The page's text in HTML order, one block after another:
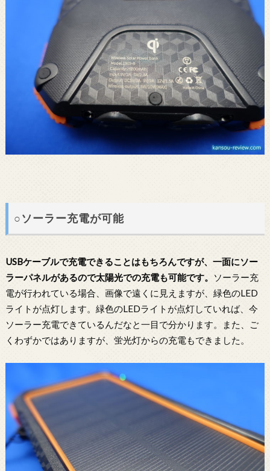
○ソーラー充電が可能
USBケーブルで充電できることはもちろんですが、一面にソー
ラーパネルがあるので太陽光での充電も可能です。
ソーラー充
電が行われている場合、画像で遠くに見えますが、緑色のLED
ライトが点灯します。緑色のLEDライトが点灯していれば、今
ソーラー充電できているんだなと一目で分かります。また、ご
くわずかではありますが、蛍光灯からの充電もできました。